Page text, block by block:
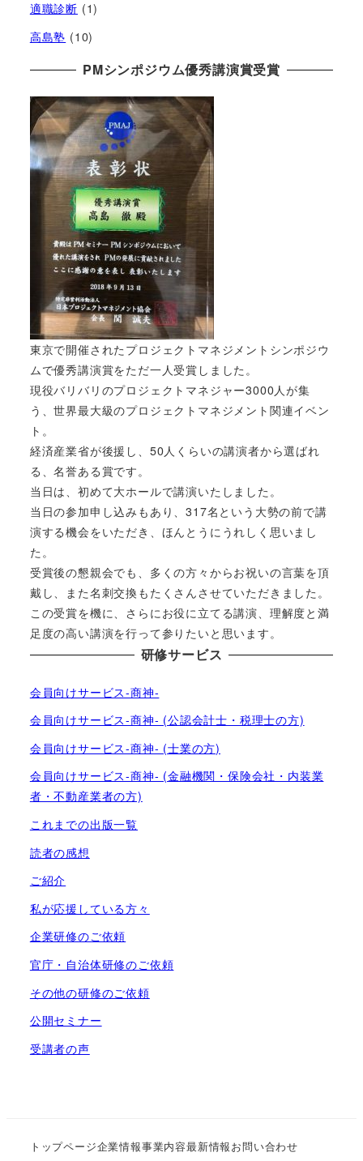
適職診断 (1)
高島塾 (10)
PMシンポジウム優秀講演賞受賞
東京で開催されたプロジェクトマネジメントシンポジウ
ムで優秀講演賞をただ一人受賞しました。
現役バリバリのプロジェクトマネジャー3000人が集
う、世界最大級のプロジェクトマネジメント関連イベン
ト。
経済産業省が後援し、50人くらいの講演者から選ばれ
る、名誉ある賞です。
当日は、初めて大ホールで講演いたしました。
当日の参加申し込みもあり、317名という大勢の前で講
演する機会をいただき、ほんとうにうれしく思いまし
た。
受賞後の懇親会でも、多くの方々からお祝いの言葉を頂
戴し、また名刺交換もたくさんさせていただきました。
この受賞を機に、さらにお役に立てる講演、理解度と満
足度の高い講演を行って参りたいと思います。
研修サービス
会員向けサービス-商神-
会員向けサービス-商神- (公認会計士・税理士の方)
会員向けサービス-商神- (士業の方)
会員向けサービス-商神- (金融機関・保険会社・内装業
者・不動産業者の方)
これまでの出版一覧
読者の感想
ご紹介
私が応援している方々
企業研修のご依頼
官庁・自治体研修のご依頼
その他の研修のご依頼
公開セミナー
受講者の声
トップページ企業情報事業内容最新情報お問い合わせ